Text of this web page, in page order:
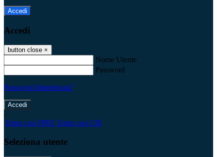
Accedi
Accedi
button close ×
Nome Utente
Password
Password dimenticata?
-
Entra con SPID Entra con CIE
Seleziona utente